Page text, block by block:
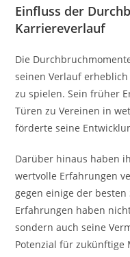
Einfluss der
Karriereverlauf
Die
seinen Verlauf
zu spielen. Sein früher
Türen zu Vereinen in
förderte seine
Darüber hinaus haben
wertvolle Erfahrungen
gegen einige der
Erfahrungen haben
sondern auch seine
Potenzial für zukünftige